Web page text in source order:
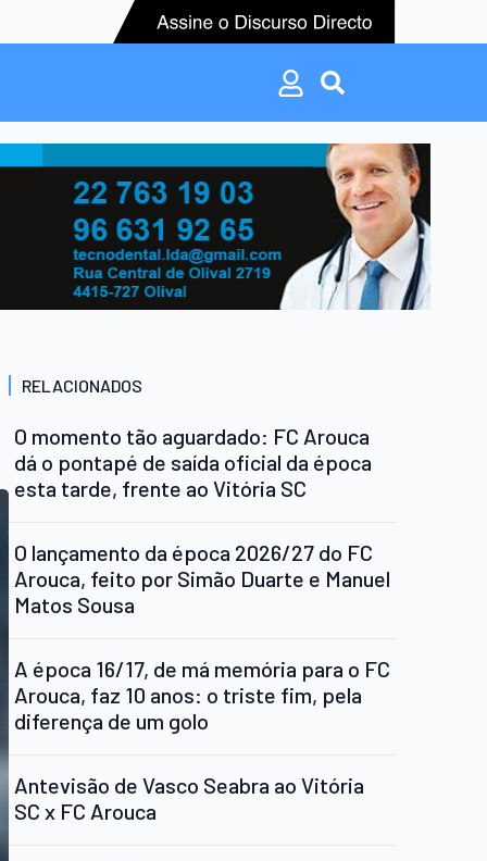
Search
for:
Search
for:
RELACIONADOS
O momento tão aguardado: FC Arouca
dá o pontapé de saída oficial da época
esta tarde, frente ao Vitória SC
O lançamento da época 2026/27 do FC
Arouca, feito por Simão Duarte e Manuel
Matos Sousa
A época 16/17, de má memória para o FC
Arouca, faz 10 anos: o triste fim, pela
diferença de um golo
Antevisão de Vasco Seabra ao Vitória
SC x FC Arouca